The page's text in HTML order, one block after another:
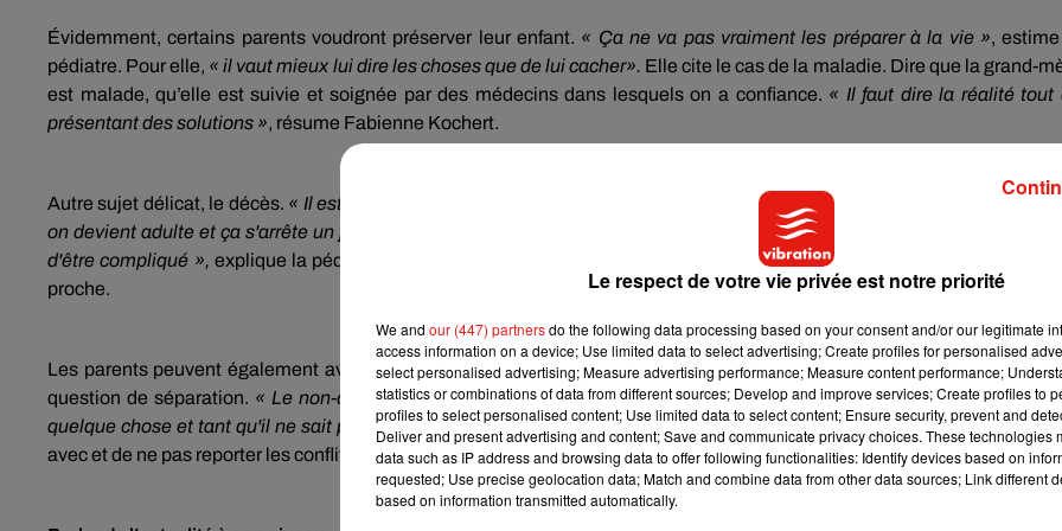
Évidemment, certains parents voudront préserver leur enfant. « Ça ne va pas vraiment les préparer à la vie »,
pédiatre. Pour elle, « il vaut mieux lui dire les choses que de lui cacher». Elle cite le cas de la maladie. Dire que la grand-
est malade, qu’elle est suivie et soignée par des médecins dans lesquels on a confiance. « Il faut dire la réalité tout
présentant des solutions », résume Fabienne Kochert.
Autre sujet délicat, le décès. « Il est bon de dire à un enfant que la vie, c'est un renouvellement perpétuel, on naît, on
on devient adulte et ça s'arrête un jour. Parce que si vous faites croire à un enfant que tout le monde est éternel, ça
d'être compliqué », explique la pédiatre. Elle conseille même d’emmener son enfant à des obsèques s’il s’agit d’un
proche.
Les parents peuvent également avoir envie de protéger leur enfant en cas de soucis familiaux et notamment quand il
question de séparation. « Le non-dit est toujours délétère », affirme Fabienne Kochert,« parce que l'enfant sent qu'il
quelque chose et tant qu'il ne sait pas ce qui se passe, il va presque se sentir coupable ».La pédiatre conseille d’être
avec et de ne pas reporter les conflits personnels sur lui, au risque de le placer au cœur d’un conflit de loyauté.
Le respect de votre vie privée est notre priorité
We and our (447) partnersdo the following data processing based on your consent and/or our legitimate
access information on a device; Use limited data to select advertising; Create profiles for personalised
select personalised advertising; Measure advertising performance; Measure content performance;
statistics or combinations of data from different sources; Develop and improve services; Create profiles to
profiles to select personalised content; Use limited data to select content; Ensure security, prevent and
Deliver and present advertising and content; Save and communicate privacy choices. These technologies
data such as IP address and browsing data to offer following functionalities: Identify devices based on
requested; Use precise geolocation data; Match and combine data from other data sources; Link different
based on information transmitted automatically.